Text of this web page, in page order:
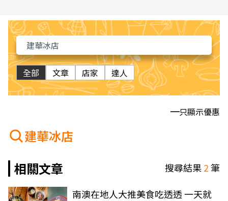
全部 文章 店家 達人
只顯示優惠
建華冰店
相關文章
搜尋結果2筆
南澳在地人大推美食吃透透 一天就